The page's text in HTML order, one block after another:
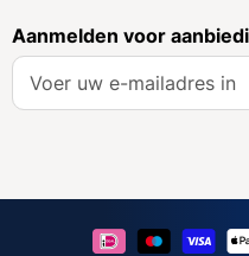
Aanmelden voor
A
e